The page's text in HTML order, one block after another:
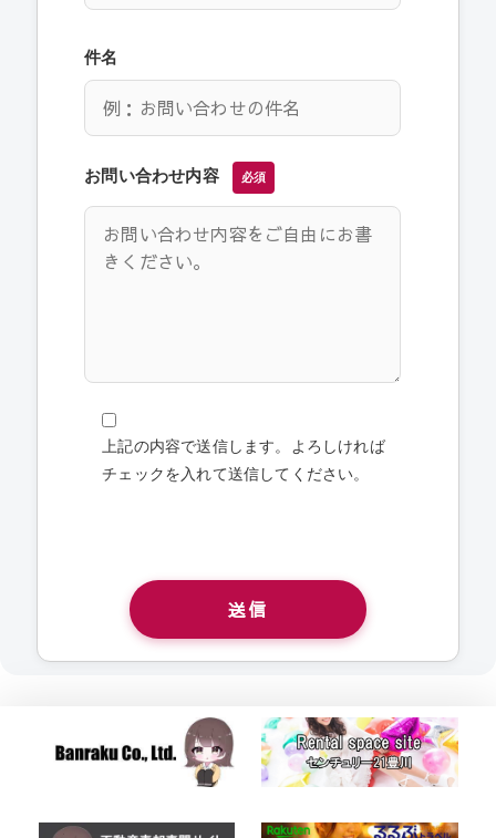
件名
お問い合わせ内容 必須
上記の内容で送信します。よろしければ
チェックを入れて送信してください。